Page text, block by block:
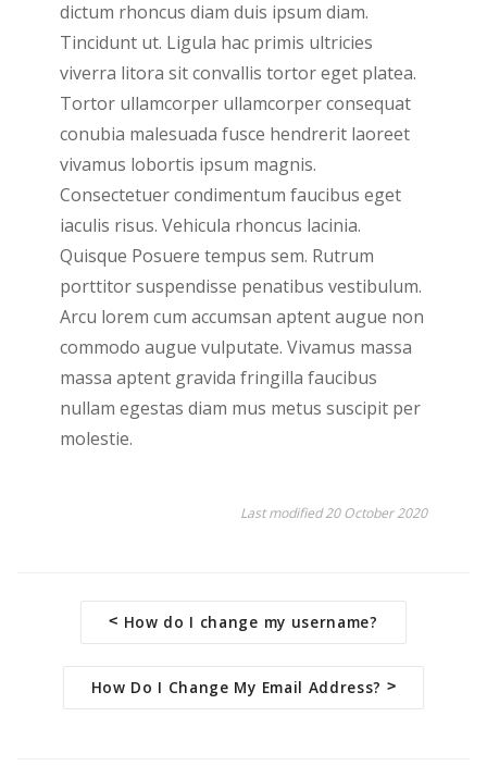
dictum rhoncus diam duis ipsum diam.
Tincidunt ut. Ligula hac primis ultricies
viverra litora sit convallis tortor eget platea.
Tortor ullamcorper ullamcorper consequat
conubia malesuada fusce hendrerit laoreet
vivamus lobortis ipsum magnis.
Consectetuer condimentum faucibus eget
iaculis risus. Vehicula rhoncus lacinia.
Quisque Posuere tempus sem. Rutrum
porttitor suspendisse penatibus vestibulum.
Arcu lorem cum accumsan aptent augue non
commodo augue vulputate. Vivamus massa
massa aptent gravida fringilla faucibus
nullam egestas diam mus metus suscipit per
molestie.
Last modified 20 October 2020
o
c
< How do I change my username?
How Do I Change My Email Address? >